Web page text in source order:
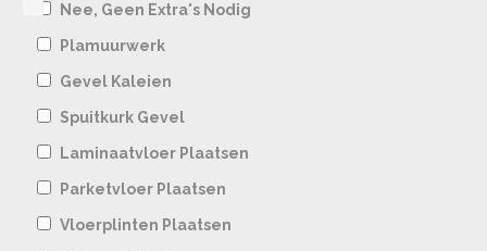
Nee, Geen Extra's Nodig
Plamuurwerk
Gevel Kaleien
Spuitkurk Gevel
Laminaatvloer Plaatsen
Parketvloer Plaatsen
Vloerplinten Plaatsen